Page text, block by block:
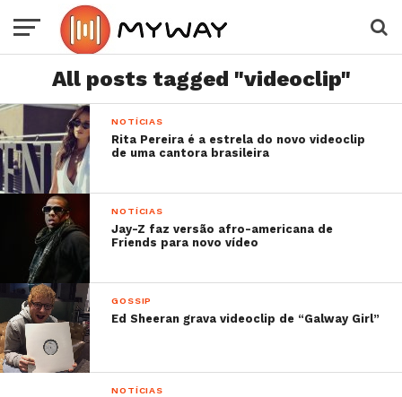
All posts tagged "videoclip"
NOTÍCIAS
Rita Pereira é a estrela do novo videoclip
de uma cantora brasileira
NOTÍCIAS
Jay-Z faz versão afro-americana de
Friends para novo vídeo
GOSSIP
Ed Sheeran grava videoclip de “Galway Girl”
NOTÍCIAS